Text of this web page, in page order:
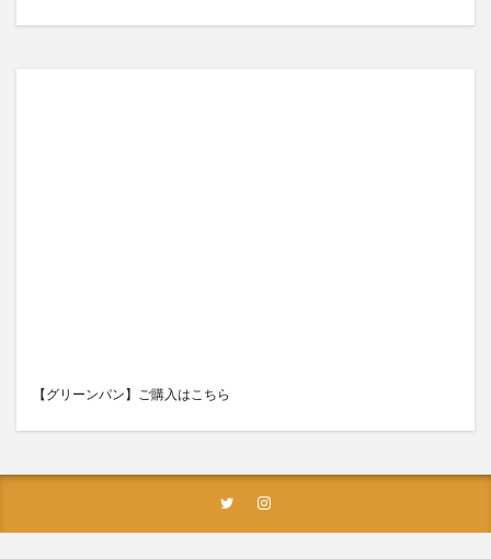
【グリーンパン】ご購入はこちら